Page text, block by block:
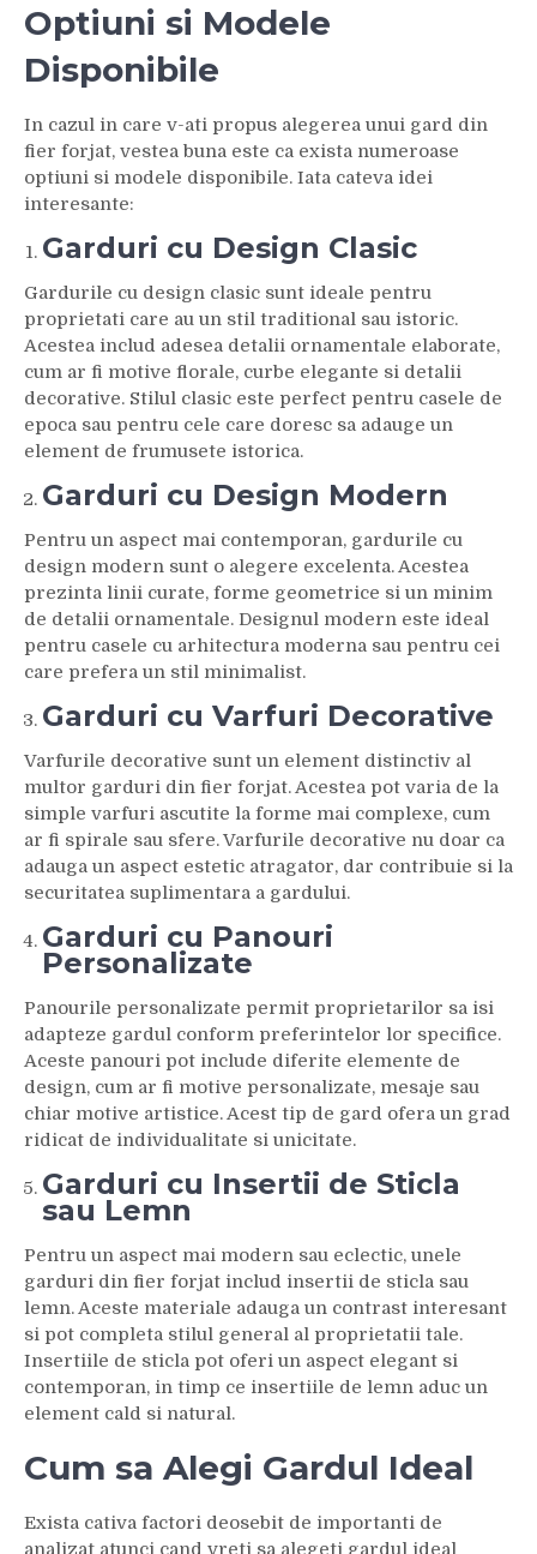
Optiuni si Modele
Disponibile
In cazul in care v-ati propus alegerea unui gard din
fier forjat, vestea buna este ca exista numeroase
optiuni si modele disponibile. Iata cateva idei
interesante:
Garduri cu Design Clasic
Gardurile cu design clasic sunt ideale pentru
proprietati care au un stil traditional sau istoric.
Acestea includ adesea detalii ornamentale elaborate,
cum ar fi motive florale, curbe elegante si detalii
decorative. Stilul clasic este perfect pentru casele de
epoca sau pentru cele care doresc sa adauge un
element de frumusete istorica.
Garduri cu Design Modern
Pentru un aspect mai contemporan, gardurile cu
design modern sunt o alegere excelenta. Acestea
prezinta linii curate, forme geometrice si un minim
de detalii ornamentale. Designul modern este ideal
pentru casele cu arhitectura moderna sau pentru cei
care prefera un stil minimalist.
Garduri cu Varfuri Decorative
Varfurile decorative sunt un element distinctiv al
multor garduri din fier forjat. Acestea pot varia de la
simple varfuri ascutite la forme mai complexe, cum
ar fi spirale sau sfere. Varfurile decorative nu doar ca
adauga un aspect estetic atragator, dar contribuie si la
securitatea suplimentara a gardului.
Garduri cu Panouri
Personalizate
Panourile personalizate permit proprietarilor sa isi
adapteze gardul conform preferintelor lor specifice.
Aceste panouri pot include diferite elemente de
design, cum ar fi motive personalizate, mesaje sau
chiar motive artistice. Acest tip de gard ofera un grad
ridicat de individualitate si unicitate.
Garduri cu Insertii de Sticla
sau Lemn
Pentru un aspect mai modern sau eclectic, unele
garduri din fier forjat includ insertii de sticla sau
lemn. Aceste materiale adauga un contrast interesant
si pot completa stilul general al proprietatii tale.
Insertiile de sticla pot oferi un aspect elegant si
contemporan, in timp ce insertiile de lemn aduc un
element cald si natural.
Cum sa Alegi Gardul Ideal
Exista cativa factori deosebit de importanti de
analizat atunci cand vreti sa alegeti gardul ideal